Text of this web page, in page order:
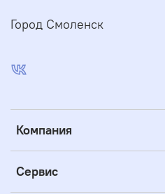
Компания
Сервис
Город Смоленск